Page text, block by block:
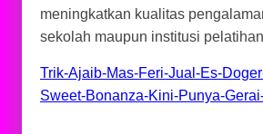
meningkatkan kualitas
sekolah maupun institusi
Trik-Ajaib-Mas-Feri-Jual-Es-
Sweet-Bonanza-Kini-Punya-